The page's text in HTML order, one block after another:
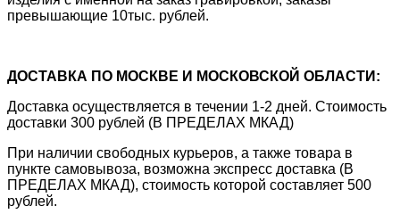
превышающие 10тыс. рублей.
ДОСТАВКА ПО МОСКВЕ И МОСКОВСКОЙ ОБЛАСТИ:
Доставка осуществляется в течении 1-2 дней. Стоимость
доставки 300 рублей (В ПРЕДЕЛАХ МКАД)
При наличии свободных курьеров, а также товара в
пункте самовывоза, возможна экспресс доставка (В
ПРЕДЕЛАХ МКАД), стоимость которой составляет 500
рублей.